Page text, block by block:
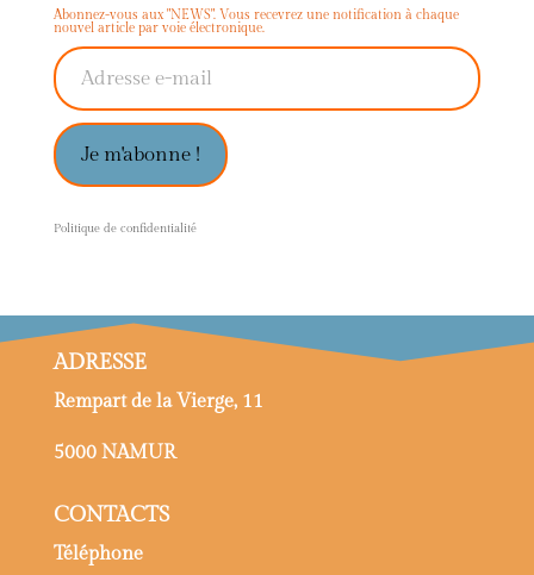
Abonnez-vous aux "NEWS". Vous recevrez une notification à chaque
nouvel article par voie électronique.
Je m'abonne !
Politique de confidentialité
ADRESSE
Rempart de la Vierge, 11
5000 NAMUR
CONTACTS
Téléphone